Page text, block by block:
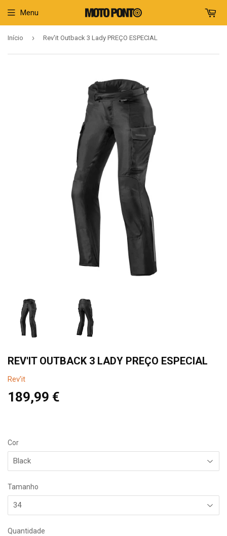
Menu
Início › Rev'it Outback 3 Lady PREÇO ESPECIAL
REV'IT OUTBACK 3 LADY PREÇO ESPECIAL
Rev'it
189,99 €
Cor
Tamanho
Quantidade